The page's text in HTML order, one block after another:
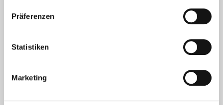
Präferenzen
Statistiken
Marketing